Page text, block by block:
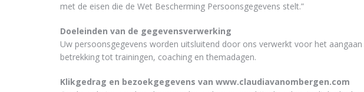
met de eisen die de Wet Bescherming Persoonsgegevens stelt.”
Doeleinden van de gegevensverwerking
Uw persoonsgegevens worden uitsluitend door ons verwerkt voor het
betrekking tot trainingen, coaching en themadagen.
Klikgedrag en bezoekgegevens van www.claudiavanombergen.com